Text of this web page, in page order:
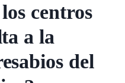
centros
a la
del